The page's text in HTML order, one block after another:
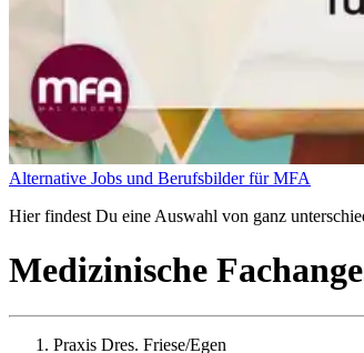
Alternative Jobs und Berufsbilder für MFA
Hier findest Du eine Auswahl von ganz
Medizinische
Praxis Dres. Friese/Egen